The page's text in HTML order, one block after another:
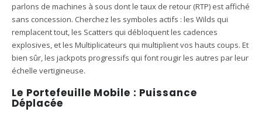
parlons de machines à sous dont le taux de retour (RTP) est affiché
sans concession. Cherchez les symboles actifs : les Wilds qui
remplacent tout, les Scatters qui débloquent les cadences
explosives, et les Multiplicateurs qui multiplient vos hauts coups. Et
bien sûr, les jackpots progressifs qui font rougir les autres par leur
échelle vertigineuse.
Le Portefeuille Mobile : Puissance
Déplacée